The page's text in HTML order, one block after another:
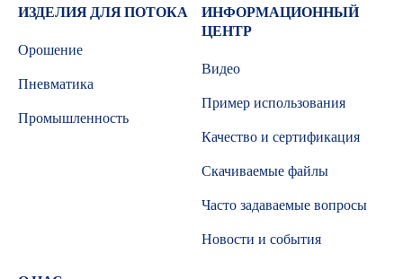
ИЗДЕЛИЯ ДЛЯ ПОТОКА
Орошение
Пневматика
Промышленность
ИНФОРМАЦИОННЫЙ
ЦЕНТР
Видео
Пример использования
Качество и сертификация
Скачиваемые файлы
Часто задаваемые вопросы
Новости и события